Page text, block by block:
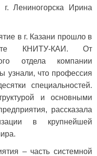
Лениногорска Ирина
в г. Казани прошло в
КНИТУ-КАИ. От
отдела компании
узнали, что профессия
специальностей.
и основными
рассказала
в крупнейшей
– часть системной